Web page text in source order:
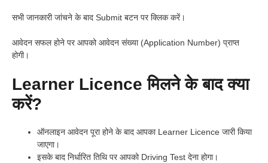
सभी जानकारी जांचने के बाद Submit बटन पर क्लिक करें।
आवेदन सफल होने पर आपको आवेदन संख्या (Application Number) प्राप्त
होगी।
Learner Licence मिलने के बाद क्या
करें?
ऑनलाइन आवेदन पूरा होने के बाद आपका Learner Licence जारी किया
जाएगा।
इसके बाद निर्धारित तिथि पर आपको Driving Test देना होगा।